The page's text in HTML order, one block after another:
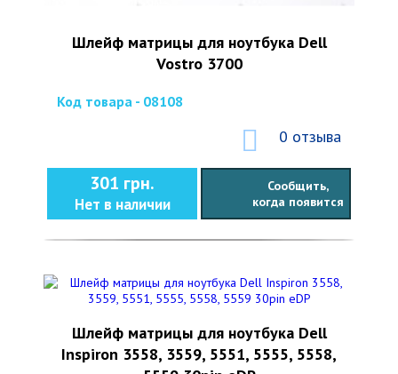
Шлейф матрицы для ноутбука Dell
Vostro 3700
Код товара - 08108
0 отзыва
301 грн.
Нет в наличии
Сообщить,
когда появится
Шлейф матрицы для ноутбука Dell
Inspiron 3558, 3559, 5551, 5555, 5558,